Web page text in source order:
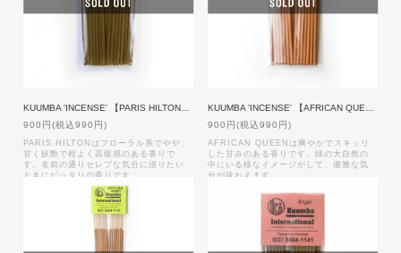
900円(税込990円)
PARIS HILTONはフローラル系でやや、
甘く妖艶で程よく高級感のある香りで
す。名前の通りセレブな気分に浸りたい
ときにピッタリの香りです。
900円(税込990円)
AFRICAN QUEENは爽やかでスキッリ
した甘みのある香りです。緑の大自然の
中にいる様なイメージがして、優雅な気
分が味わえます。